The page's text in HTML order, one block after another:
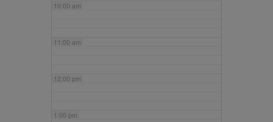
10:00 am
11:00 am
12:00 pm
1:00 pm